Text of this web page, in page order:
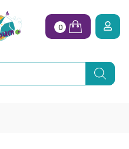
0